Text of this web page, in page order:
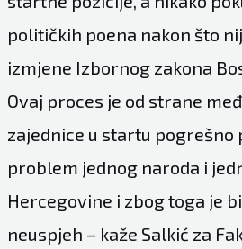
političkih poena nakon što
izmjene Izbornog zakona
Ovaj proces je od strane
zajednice u startu pogrešno
problem jednog naroda i
Hercegovine i zbog toga je
neuspjeh – kaže Salkić za